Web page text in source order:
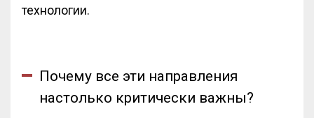
технологии.
Почему все эти направления
настолько критически важны?